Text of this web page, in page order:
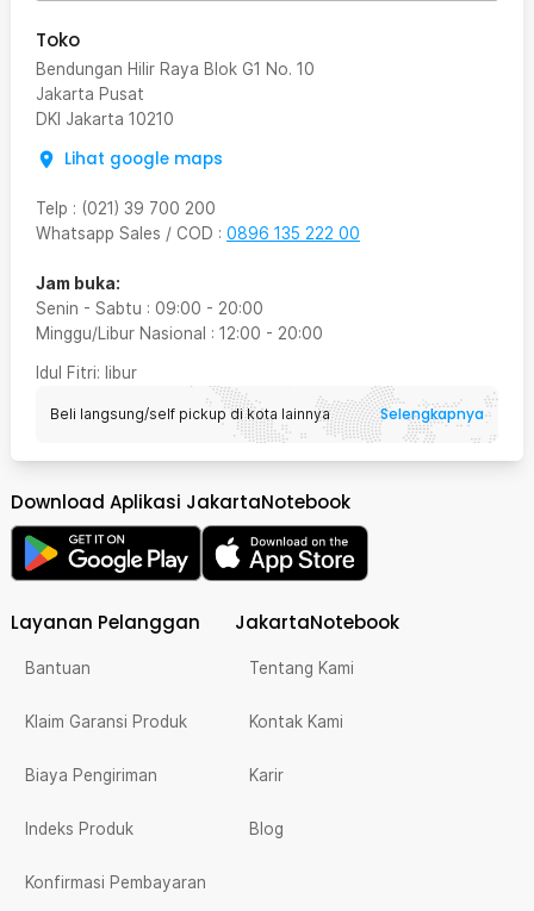
Toko
Bendungan Hilir Raya Blok G1 No. 10
Jakarta Pusat
DKI Jakarta 10210
Lihat google maps
Telp : (021) 39 700 200
Whatsapp Sales / COD : 0896 135 222 00
Jam buka:
Senin - Sabtu : 09:00 - 20:00
Minggu/Libur Nasional : 12:00 - 20:00
Idul Fitri: libur
Beli langsung/self pickup di kota lainnya Selengkapnya
Download Aplikasi JakartaNotebook
Layanan Pelanggan
Bantuan
Klaim Garansi Produk
Biaya Pengiriman
Indeks Produk
Konfirmasi Pembayaran
JakartaNotebook
Tentang Kami
Kontak Kami
Karir
Blog